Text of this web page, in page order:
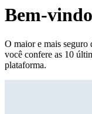
Bem-
O maior e mais
você confere as 10
plataforma.